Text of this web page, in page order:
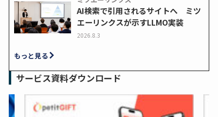
AI検索で引用されるサイトへ ミツ
エーリンクスが示すLLMO実装
2026.8.3
もっと見る
サービス資料ダウンロード